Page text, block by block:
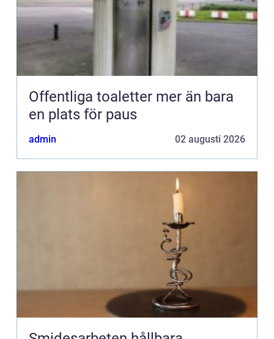
Offentliga toaletter mer än bara
en plats för paus
admin 02 augusti 2026